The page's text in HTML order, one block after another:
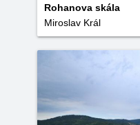
Rohanova skála
Miroslav Král